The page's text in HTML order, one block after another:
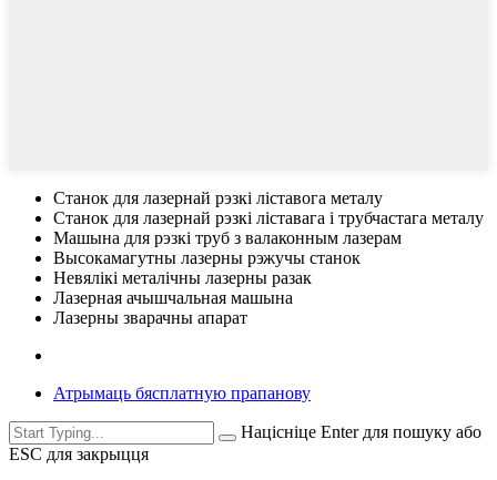
Станок для лазернай рэзкі ліставога металу
Станок для лазернай рэзкі ліставага і трубчастага металу
Машына для рэзкі труб з валаконным лазерам
Высокамагутны лазерны рэжучы станок
Невялікі металічны лазерны разак
Лазерная ачышчальная машына
Лазерны зварачны апарат
Атрымаць бясплатную прапанову
Націсніце Enter для пошуку або
ESC для закрыцця